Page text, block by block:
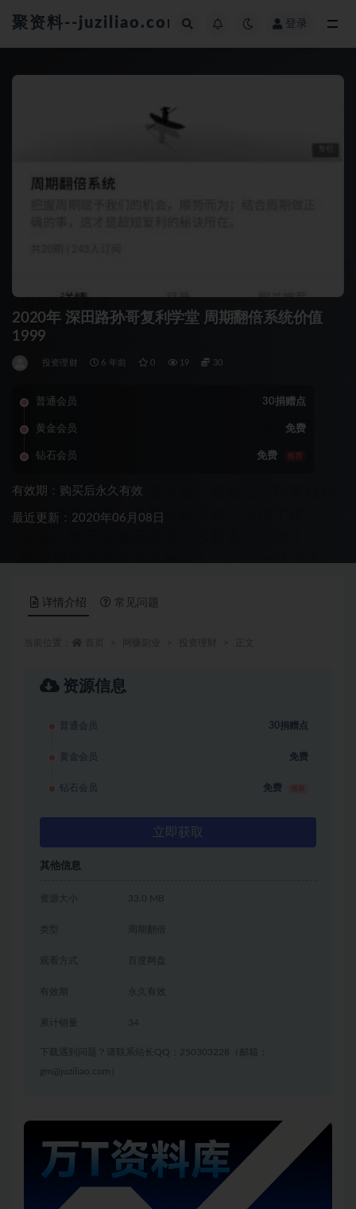
聚资料--juziliao.com--全网资料整合平台
登录
2020年 深田路孙哥复利学堂 周期翻倍系统价值
1999
投资理财 6 年前 0 19 30
普通会员 30捐赠点
黄金会员 免费
钻石会员 免费 推荐
有效期：购买后永久有效
最近更新：2020年06月08日
详情介绍 常见问题
资源信息
普通会员 30捐赠点
黄金会员 免费
钻石会员 免费
立即获取
其他信息
资源大小 33.0 MB
类型
观看方式 百度网盘
有效期 永久有效
累计销量 34
下载遇到问题？请联系站长QQ：250303228（邮箱：
gm@juziliao.com）